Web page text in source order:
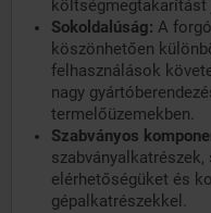
költségmegtakarítást
Sokoldalúság: A
köszönhetően
felhasználások
nagy
termelőüzemekben.
Szabványos
elérhetőségüket és
gépalkatrészekkel.